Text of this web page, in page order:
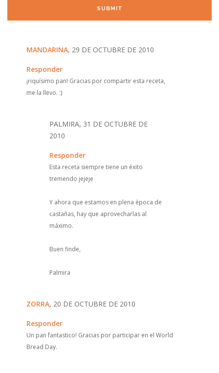
MANDARINA, 29 DE OCTUBRE DE 2010
Responder
¡riquísimo pan! Gracias por compartir esta receta,
me la llevo. :)
PALMIRA, 31 DE OCTUBRE DE
2010
Responder
Esta receta siempre tiene un éxito
tremendo jejeje
Y ahora que estamos en plena época de
castañas, hay que aprovecharlas al
máximo.
Buen finde,
Palmira
ZORRA, 20 DE OCTUBRE DE 2010
Responder
Un pan fantastico! Gracias por participar en el World
Bread Day.